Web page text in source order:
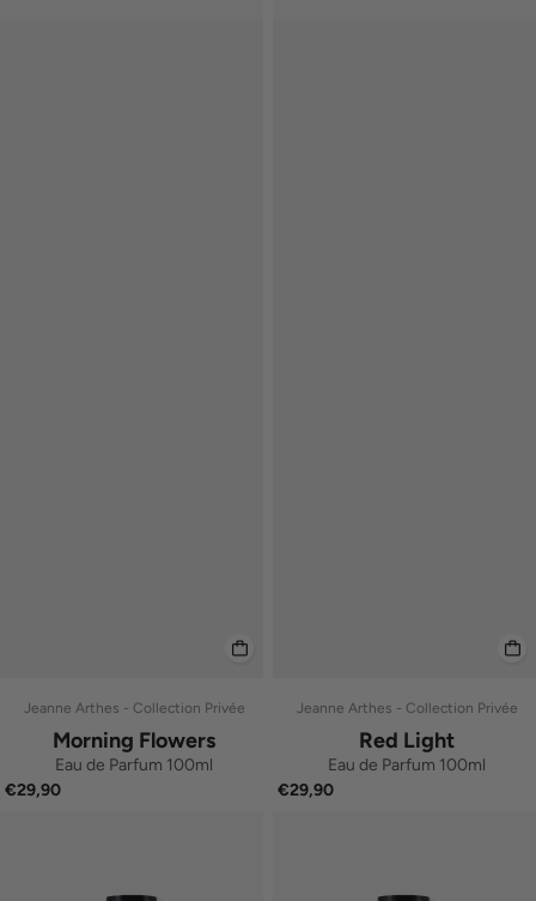
Jeanne Arthes - Collection Privée
Morning Flowers
Eau de Parfum 100ml
€29,90
Jeanne Arthes - Collection Privée
Red Light
Eau de Parfum 100ml
€29,90